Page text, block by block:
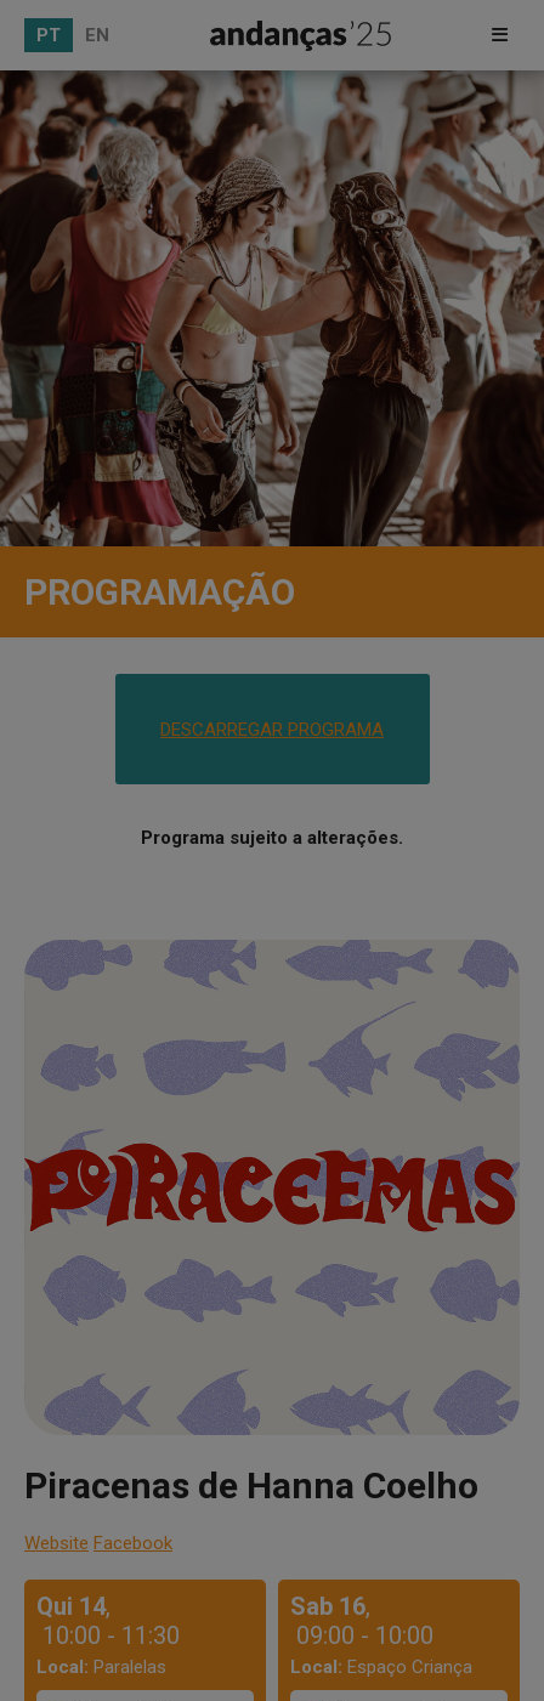
PT EN
PROGRAMAÇÃO
DESCARREGAR PROGRAMA
Programa sujeito a alterações.
Piracenas de Hanna Coelho
Website Facebook
Qui 14,
10:00 - 11:30
Local: Paralelas
Sab 16,
09:00 - 10:00
Local: Espaço Criança